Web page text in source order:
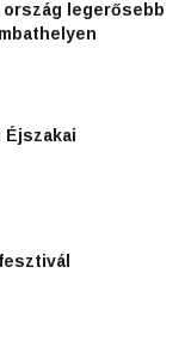
ország legerősebb
Éjszakai